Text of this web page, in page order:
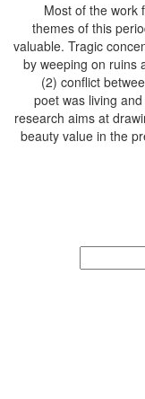
Most of the work
themes of this
valuable. Tragic
by weeping on ruins
(2) conflict
poet was living
research aims at
beauty value in the